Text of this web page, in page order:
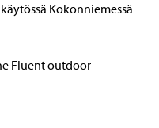
Kokonniemessä
Fluent outdoor